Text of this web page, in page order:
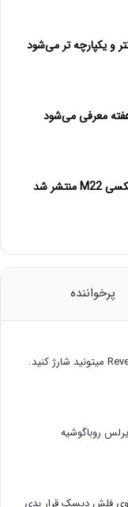
پرخواننده
سلام فقط به صورت Reverse charging میتونید شارژ کنید.
روباگوشیه
روی فلش دیسک قرار بدی